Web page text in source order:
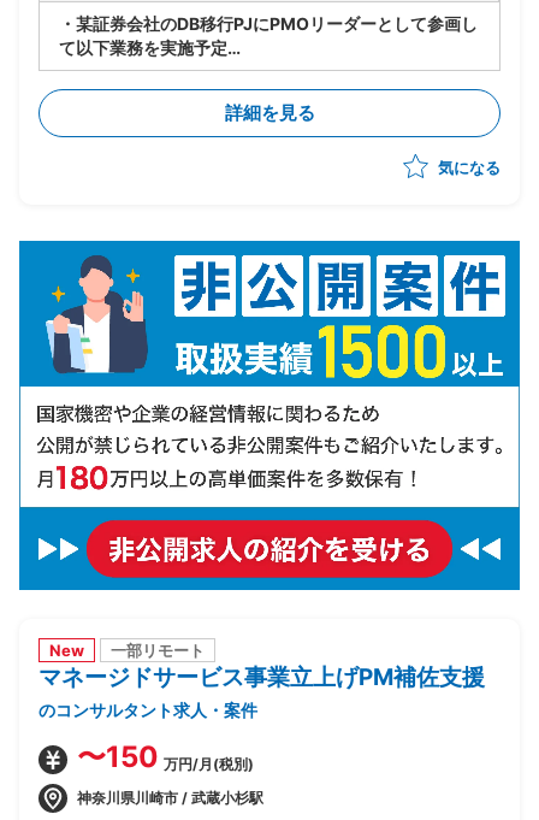
・某証券会社のDB移行PJにPMOリーダーとして参画し
て以下業務を実施予定
-製造/単体テストにおけるBP社検証物の確認・品質担
保
-結合テスト～総合テストで発生する障害の管理・進行
統制
-障害管理台帳の運用/障害解消状況のトラッキング
詳細を見る
気になる
New 一部リモート
マネージドサービス事業立上げPM補佐支援
のコンサルタント求人・案件
〜150 万円/月(税別)
神奈川県川崎市 / 武蔵小杉駅